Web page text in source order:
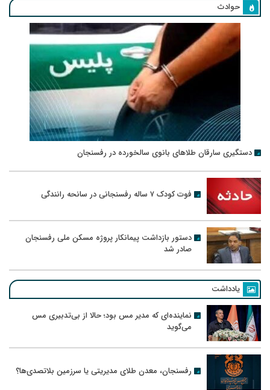
حوادث
دستگیری سارقان طلاهای بانوی سالخورده در رفسنجان
فوت کودک ۷ ساله رفسنجانی در سانحه رانندگی
دستور بازداشت پیمانکار پروژه مسکن ملی رفسنجان
صادر شد
یادداشت
نماینده‌ای که مدیر مس بود؛ حالا از بی‌تدبیری مس
می‌گوید
رفسنجان، معدن طلای مدیریتی یا سرزمین بلاتصدی‌ها؟